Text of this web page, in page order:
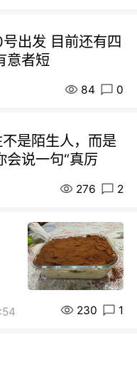
出发 目前还有四
意者短
84 0
是陌生人，而是
会说一句“真厉
276 2
230 1